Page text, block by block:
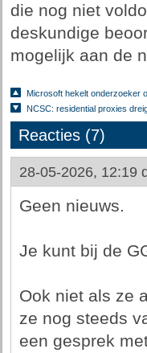
die nog niet
deskundige
mogelijk aan de
Microsoft hekelt onderzoeker
NCSC: residential proxies
Reacties (7)
28-05-2026, 12:19
Geen nieuws.
Je kunt bij de
Ook niet als ze
ze nog steeds
een gesprek